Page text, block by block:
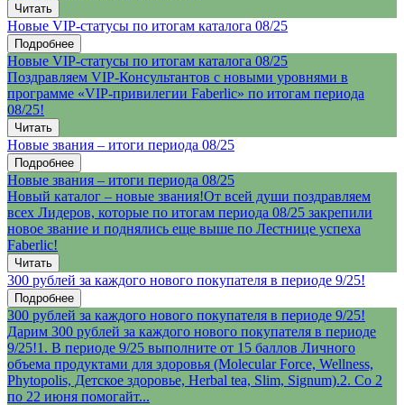
Читать
Новые VIP-статусы по итогам каталога 08/25
Подробнее
Новые VIP-статусы по итогам каталога 08/25
Поздравляем VIP-Консультантов с новыми уровнями в
программе «VIP-привилегии Faberlic» по итогам периода
08/25!
Читать
Новые звания – итоги периода 08/25
Подробнее
Новые звания – итоги периода 08/25
Новый каталог – новые звания!От всей души поздравляем
всех Лидеров, которые по итогам периода 08/25 закрепили
новое звание и поднялись еще выше по Лестнице успеха
Faberlic!
Читать
300 рублей за каждого нового покупателя в периоде 9/25!
Подробнее
300 рублей за каждого нового покупателя в периоде 9/25!
Дарим 300 рублей за каждого нового покупателя в периоде
9/25!1. В периоде 9/25 выполните от 15 баллов Личного
объема продуктами для здоровья (Molecular Force, Wellness,
Phytopolis, Детское здоровье, Herbal tea, Slim, Signum).2. Со 2
по 22 июня помогайт...